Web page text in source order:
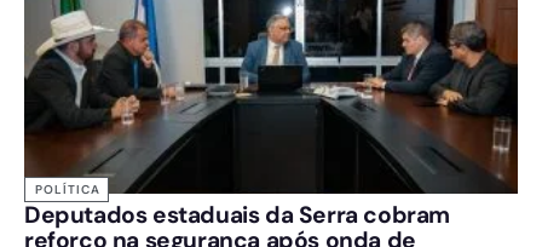
POLÍTICA
Deputados estaduais da Serra cobram
reforço na segurança após onda de